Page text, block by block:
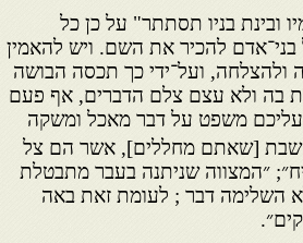
ובינת בניו תסתתר" על כן כל
להכיר את השם. ויש להאמין
ולהצלחה, ועל־ידי כך תכסה הבושה
בה ולא עצם צלם הדברים, אף פעם
עליכם משפט על דבר מאכל ומשקה
שבת [שאתם מחללים], אשר הם צל
״המצווה שניתנה בעבר מתבטלת
השלימה דבר ; לעומת זאת באה